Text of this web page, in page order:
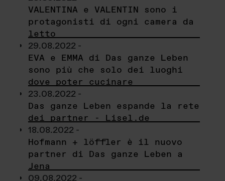
VALENTINA e VALENTIN sono i
protagonisti di ogni camera da
letto
29.08.2022 -
EVA e EMMA di Das ganze Leben
sono più che solo dei luoghi
dove poter cucinare
23.08.2022 -
Das ganze Leben espande la rete
dei partner - Lisel.de
18.08.2022 -
Hofmann + löffler è il nuovo
partner di Das ganze Leben a
Jena
09.08.2022 -